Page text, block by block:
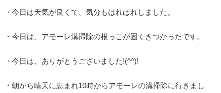
・今日は天気が良くて、気分もはればれしました。
・今日は、アモーレ溝掃除の根っこが固くきつかったです。
・今日は、ありがとうございました!(^^)!
・朝から晴天に恵まれ10時からアモーレの溝掃除に行きまし